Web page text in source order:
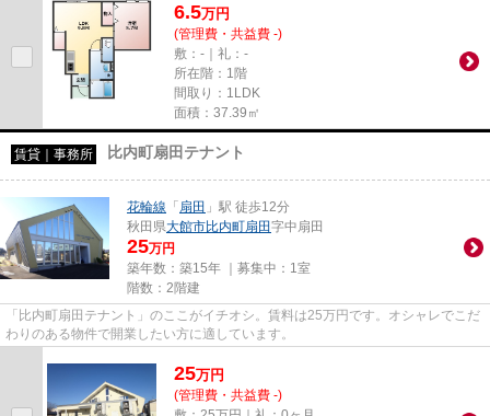
6.5万円
(管理費・共益費 -)
敷：-｜礼：-
所在階：1階
間取り：1LDK
面積：37.39㎡
賃貸｜事務所 比内町扇田テナント
花輪線 「 扇田 」駅 徒歩12分
秋田県大館市比内町扇田字中扇田
25万円
築年数：築15年 ｜募集中： 1室
階数：2階建
「比内町扇田テナント」のここがイチオシ。賃料は25万円です。オシャレでこだ
わりのある物件で開業したい方に適しています。
25万円
(管理費・共益費 -)